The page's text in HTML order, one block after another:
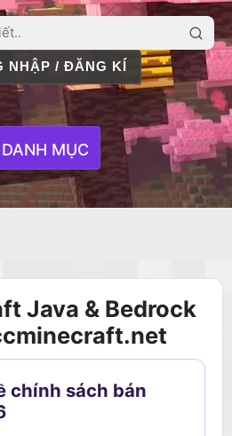
NHẬP / ĐĂNG KÍ
DANH MỤC
Java & Bedrock
chính sách bán